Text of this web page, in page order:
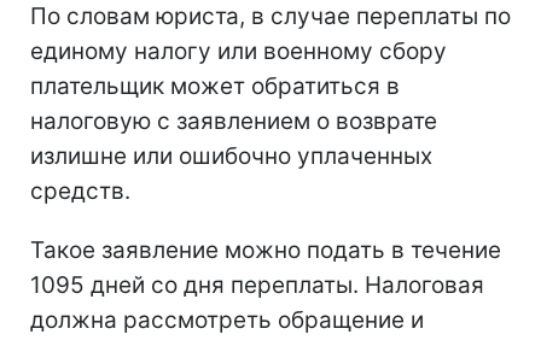
По словам юриста, в случае переплаты по
единому налогу или военному сбору
плательщик может обратиться в
налоговую с заявлением о возврате
излишне или ошибочно уплаченных
средств.
Такое заявление можно подать в течение
1095 дней со дня переплаты. Налоговая
должна рассмотреть обращение и